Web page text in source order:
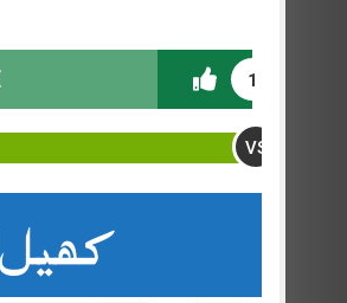
1
VS
کھیل